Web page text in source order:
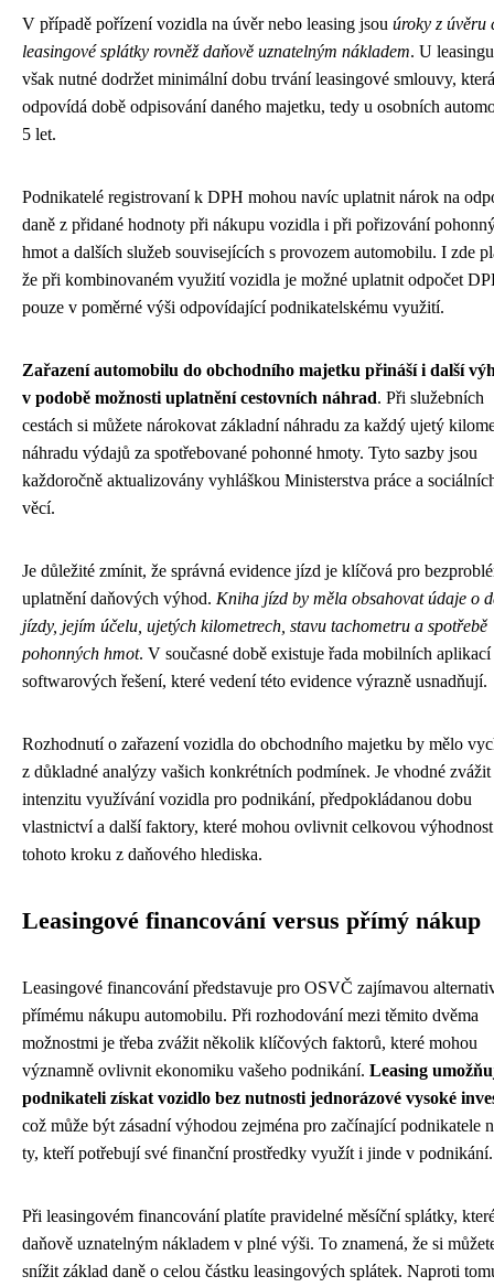
V případě pořízení vozidla na úvěr nebo leasing jsou úroky z úvěru
leasingové splátky rovněž daňově uznatelným nákladem. U
však nutné dodržet minimální dobu trvání leasingové smlouvy, která
odpovídá době odpisování daného majetku, tedy u osobních
5 let.
Podnikatelé registrovaní k DPH mohou navíc uplatnit nárok na
daně z přidané hodnoty při nákupu vozidla i při pořizování
hmot a dalších služeb souvisejících s provozem automobilu. I zde
že při kombinovaném využití vozidla je možné uplatnit odpočet
pouze v poměrné výši odpovídající podnikatelskému využití.
Zařazení automobilu do obchodního majetku přináší i další
v podobě možnosti uplatnění cestovních náhrad. Při služebních
cestách si můžete nárokovat základní náhradu za každý ujetý
náhradu výdajů za spotřebované pohonné hmoty. Tyto sazby jsou
každoročně aktualizovány vyhláškou Ministerstva práce a
věcí.
Je důležité zmínit, že správná evidence jízd je klíčová pro
uplatnění daňových výhod. Kniha jízd by měla obsahovat údaje o
jízdy, jejím účelu, ujetých kilometrech, stavu tachometru a spotřebě
pohonných hmot. V současné době existuje řada mobilních aplikací
softwarových řešení, které vedení této evidence výrazně usnadňují.
Rozhodnutí o zařazení vozidla do obchodního majetku by mělo
z důkladné analýzy vašich konkrétních podmínek. Je vhodné zvážit
intenzitu využívání vozidla pro podnikání, předpokládanou dobu
vlastnictví a další faktory, které mohou ovlivnit celkovou výhodnost
tohoto kroku z daňového hlediska.
Leasingové financování versus přímý nákup
Leasingové financování představuje pro OSVČ zajímavou
přímému nákupu automobilu. Při rozhodování mezi těmito dvěma
možnostmi je třeba zvážit několik klíčových faktorů, které mohou
významně ovlivnit ekonomiku vašeho podnikání. Leasing
podnikateli získat vozidlo bez nutnosti jednorázové vysoké
což může být zásadní výhodou zejména pro začínající podnikatele
ty, kteří potřebují své finanční prostředky využít i jinde v podnikání.
Při leasingovém financování platíte pravidelné měsíční splátky,
daňově uznatelným nákladem v plné výši. To znamená, že si
snížit základ daně o celou částku leasingových splátek. Naproti